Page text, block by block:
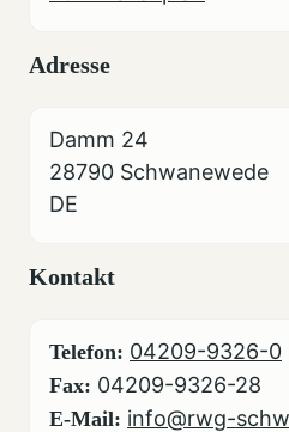
Adresse
Damm 24
28790 Schwanewede
DE
Kontakt
Telefon: 04209-9326-0
Fax: 04209-9326-28
E-Mail: info@rwg-